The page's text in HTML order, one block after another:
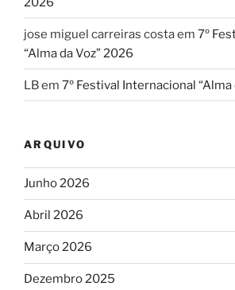
jose miguel carreiras costaem 7º
“Alma da Voz” 2026
LBem 7º Festival Internacional “Alma
ARQUIVO
Junho 2026
Abril 2026
Março 2026
Dezembro 2025